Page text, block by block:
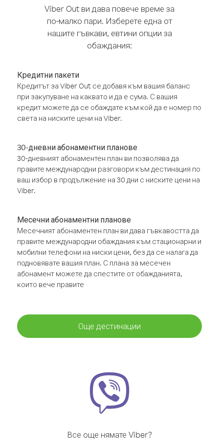
Viber Out ви дава повече време за
по-малко пари. Изберете една от
нашите гъвкави, евтини опции за
обаждания:
Кредитни пакети
Кредитът за Viber Out се добавя към вашия баланс
при закупуване на каквато и да е сума. С вашия
кредит можете да се обаждате към кой да е номер по
света на ниските цени на Viber.
30-дневни абонаментни планове
30-дневният абонаментен план ви позволява да
правите международни разговори към дестинация по
ваш избор в продължение на 30 дни с ниските цени на
Viber.
Месечни абонаментни планове
Месечният абонаментен план ви дава гъвкавостта да
правите международни обаждания към стационарни и
мобилни телефони на ниски цени, без да се налага да
подновявате вашия план. С плана за месечен
абонамент можете да спестите от обажданията,
които вече правите
Още дестинации
Все още нямате Viber?